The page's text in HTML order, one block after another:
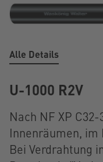
Alle Details
U-1000 R2V
Nach NF XP
Innenräumen, im
Bei Verdrahtung